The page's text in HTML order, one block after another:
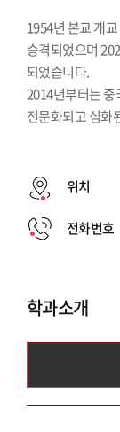
1954년 본교 개
승격되었으며
되었습니다.
2014년부터는
전문화되고 심화
위치
전화번호
학과소개